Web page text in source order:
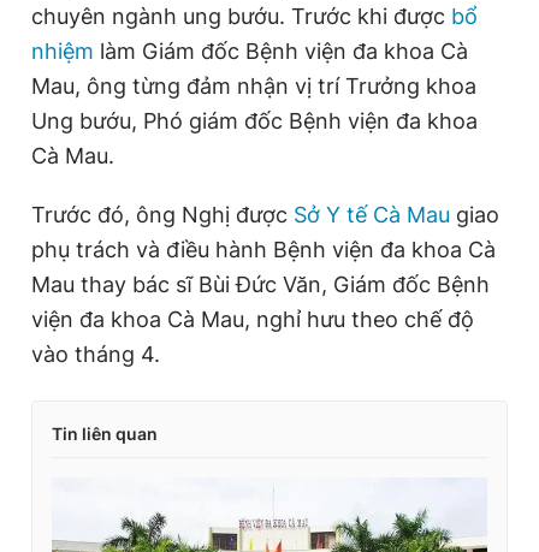
chuyên ngành ung bướu. Trước khi được bổ
nhiệm làm Giám đốc Bệnh viện đa khoa Cà
Mau, ông từng đảm nhận vị trí Trưởng khoa
Ung bướu, Phó giám đốc Bệnh viện đa khoa
Cà Mau.
Trước đó, ông Nghị được Sở Y tế Cà Mau giao
phụ trách và điều hành Bệnh viện đa khoa Cà
Mau thay bác sĩ Bùi Đức Văn, Giám đốc Bệnh
viện đa khoa Cà Mau, nghỉ hưu theo chế độ
vào tháng 4.
Tin liên quan